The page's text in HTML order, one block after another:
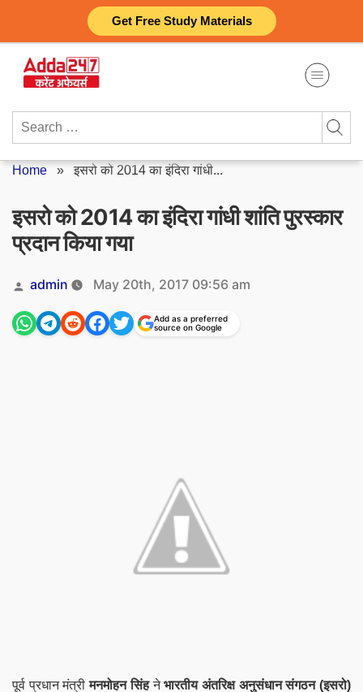
Get Free Study Materials
content
Search
Home »इसरो को 2014 का इंदिरा गांधी...
इसरो को 2014 का इंदिरा गांधी शांति पुरस्कार
प्रदान किया गया
Posted
by
admin May 20th, 2017 09:56 am
Add as a preferred
source on Google
पूर्व प्रधान मंत्रीमनमोहन सिंहनेभारतीय अंतरिक्ष अनुसंधान संगठन (इसरो)